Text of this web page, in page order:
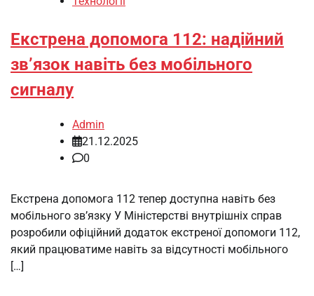
Екстрена допомога 112: надійний
зв’язок навіть без мобільного
сигналу
Admin
21.12.2025
0
Екстрена допомога 112 тепер доступна навіть без
мобільного зв’язку У Міністерстві внутрішніх справ
розробили офіційний додаток екстреної допомоги 112,
який працюватиме навіть за відсутності мобільного
[…]